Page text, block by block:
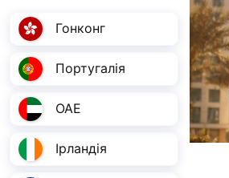
Гонконг
Португалія
ОАЕ
Ірландія